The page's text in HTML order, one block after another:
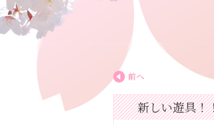
前へ
新しい遊具！